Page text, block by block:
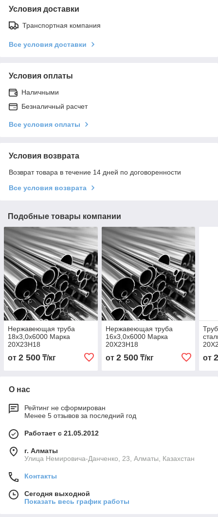
Условия доставки
Транспортная компания
Все условия доставки
Условия оплаты
Наличными
Безналичный расчет
Все условия оплаты
Условия возврата
Возврат товара в течение 14 дней по договоренности
Все условия возврата
Подобные товары компании
Нержавеющая труба
18х3,0х6000 Марка
20Х23Н18
от 2 500 ₸/кг
Нержавеющая труба
16х3,0х6000 Марка
20Х23Н18
от 2 500₸/кг от
О нас
Рейтинг не сформирован
Менее 5 отзывов за последний год
Работает с 21.05.2012
г. Алматы
Улица Немировича-Данченко, 23, Алматы, Казахстан
Контакты
Сегодня выходной
Показать весь график работы